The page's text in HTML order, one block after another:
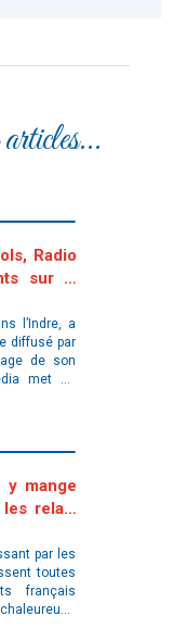
Radio
sur la
l’Indre, a
diffusé par
de son
met en
y mange
les relais
par les
toutes
français